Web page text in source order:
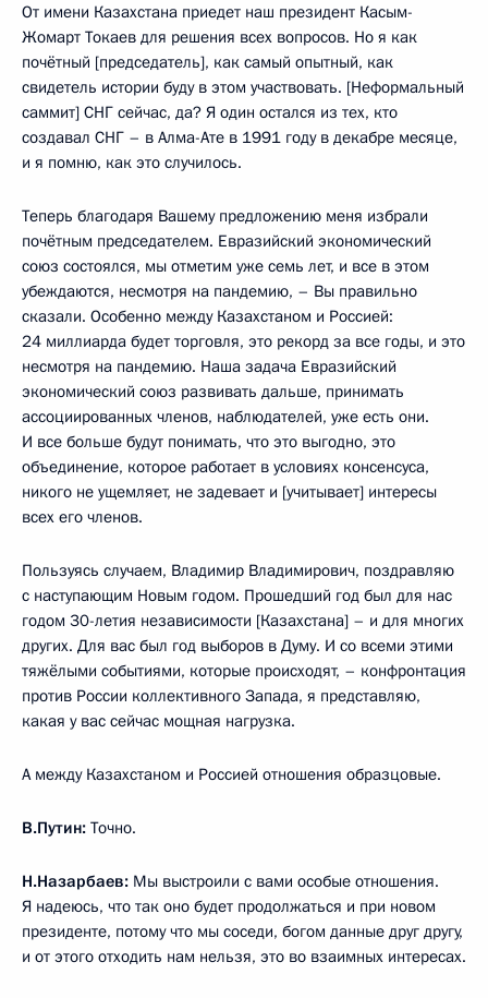
От имени Казахстана приедет наш президент Касым-
Жомарт Токаев для решения всех вопросов. Но я как
почётный [председатель], как самый опытный, как
свидетель истории буду в этом участвовать. [Неформальный
саммит] СНГ сейчас, да? Я один остался из тех, кто
создавал СНГ – в Алма-Ате в 1991 году в декабре месяце,
и я помню, как это случилось.
Теперь благодаря Вашему предложению меня избрали
почётным председателем. Евразийский экономический
союз состоялся, мы отметим уже семь лет, и все в этом
убеждаются, несмотря на пандемию, – Вы правильно
сказали. Особенно между Казахстаном и Россией:
24 миллиарда будет торговля, это рекорд за все годы, и это
несмотря на пандемию. Наша задача Евразийский
экономический союз развивать дальше, принимать
ассоциированных членов, наблюдателей, уже есть они.
И все больше будут понимать, что это выгодно, это
объединение, которое работает в условиях консенсуса,
никого не ущемляет, не задевает и [учитывает] интересы
всех его членов.
Пользуясь случаем, Владимир Владимирович, поздравляю
с наступающим Новым годом. Прошедший год был для нас
годом 30-летия независимости [Казахстана] – и для многих
других. Для вас был год выборов в Думу. И со всеми этими
тяжёлыми событиями, которые происходят, – конфронтация
против России коллективного Запада, я представляю,
какая у вас сейчас мощная нагрузка.
А между Казахстаном и Россией отношения образцовые.
В.Путин: Точно.
Н.Назарбаев: Мы выстроили с вами особые отношения.
Я надеюсь, что так оно будет продолжаться и при новом
президенте, потому что мы соседи, богом данные друг другу,
и от этого отходить нам нельзя, это во взаимных интересах.